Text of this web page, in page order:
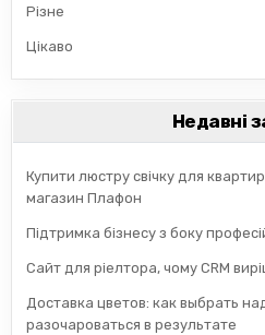
Різне
Цікаво
Недавні
Купити люстру свічку для
магазин Плафон
Підтримка бізнесу з боку
Сайт для ріелтора, чому CRM
Доставка цветов: как выбрать
разочароваться в результате